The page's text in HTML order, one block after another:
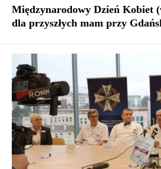
Międzynarodowy Dzień Kobiet
dla przyszłych mam przy